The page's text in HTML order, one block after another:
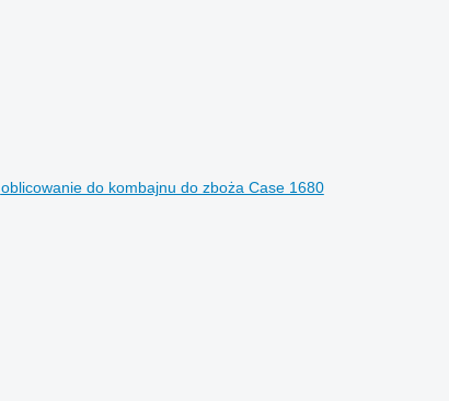
oblicowanie do kombajnu do zboża Case 1680